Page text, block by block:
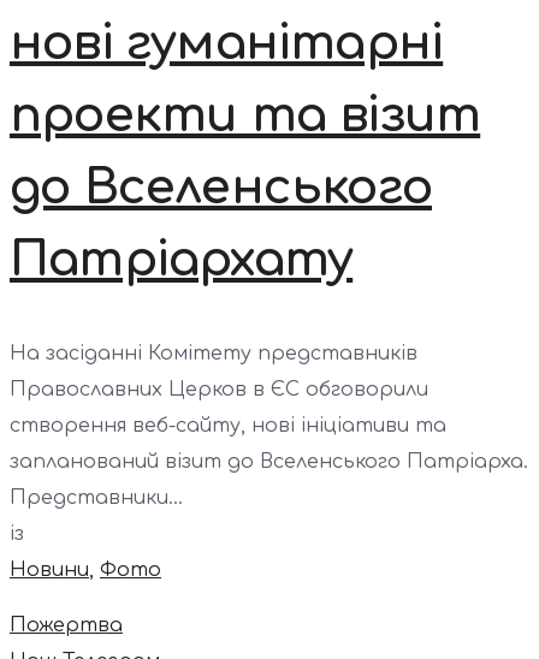
нові гуманітарні
проекти та візит
до Вселенського
Патріархату
На засіданні Комітету представників
Православних Церков в ЄС обговорили
створення веб-сайту, нові ініціативи та
запланований візит до Вселенського Патріарха.
Представники...
із
Новини, Фото
Пожертва